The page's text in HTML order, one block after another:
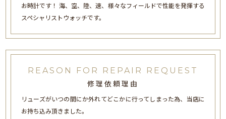
お時計です！ 海、空、陸、速、様々なフィールドで性能を発揮する
スペシャリストウォッチです。
REASON FOR REPAIR REQUEST
修理依頼理由
リューズがいつの間にか外れてどこかに行ってしまった為、当店に
お持ち込み頂きました。